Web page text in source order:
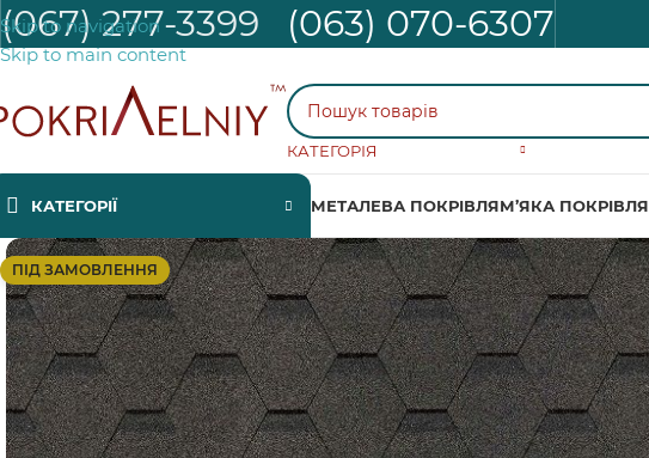
Skip to navigation
Skip to main content
(067) 277-3399 (063) 070-6307
КАТЕГОРІЯ
КАТЕГОРІЇ МЕТАЛЕВА ПОКРІВЛЯМ’ЯКА ПОКРІВЛЯ
ПІД ЗАМОВЛЕННЯ